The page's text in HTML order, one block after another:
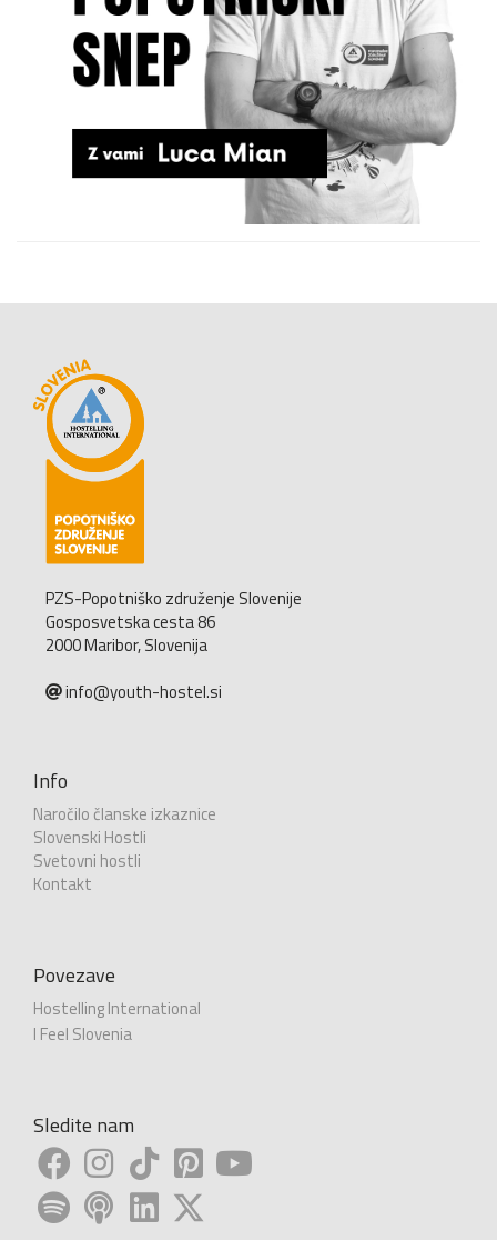
PZS-Popotniško združenje Slovenije
Gosposvetska cesta 86
2000 Maribor, Slovenija
info@youth-hostel.si
Info
Naročilo članske izkaznice
Slovenski Hostli
Svetovni hostli
Kontakt
Povezave
Hostelling International
I Feel Slovenia
Sledite nam